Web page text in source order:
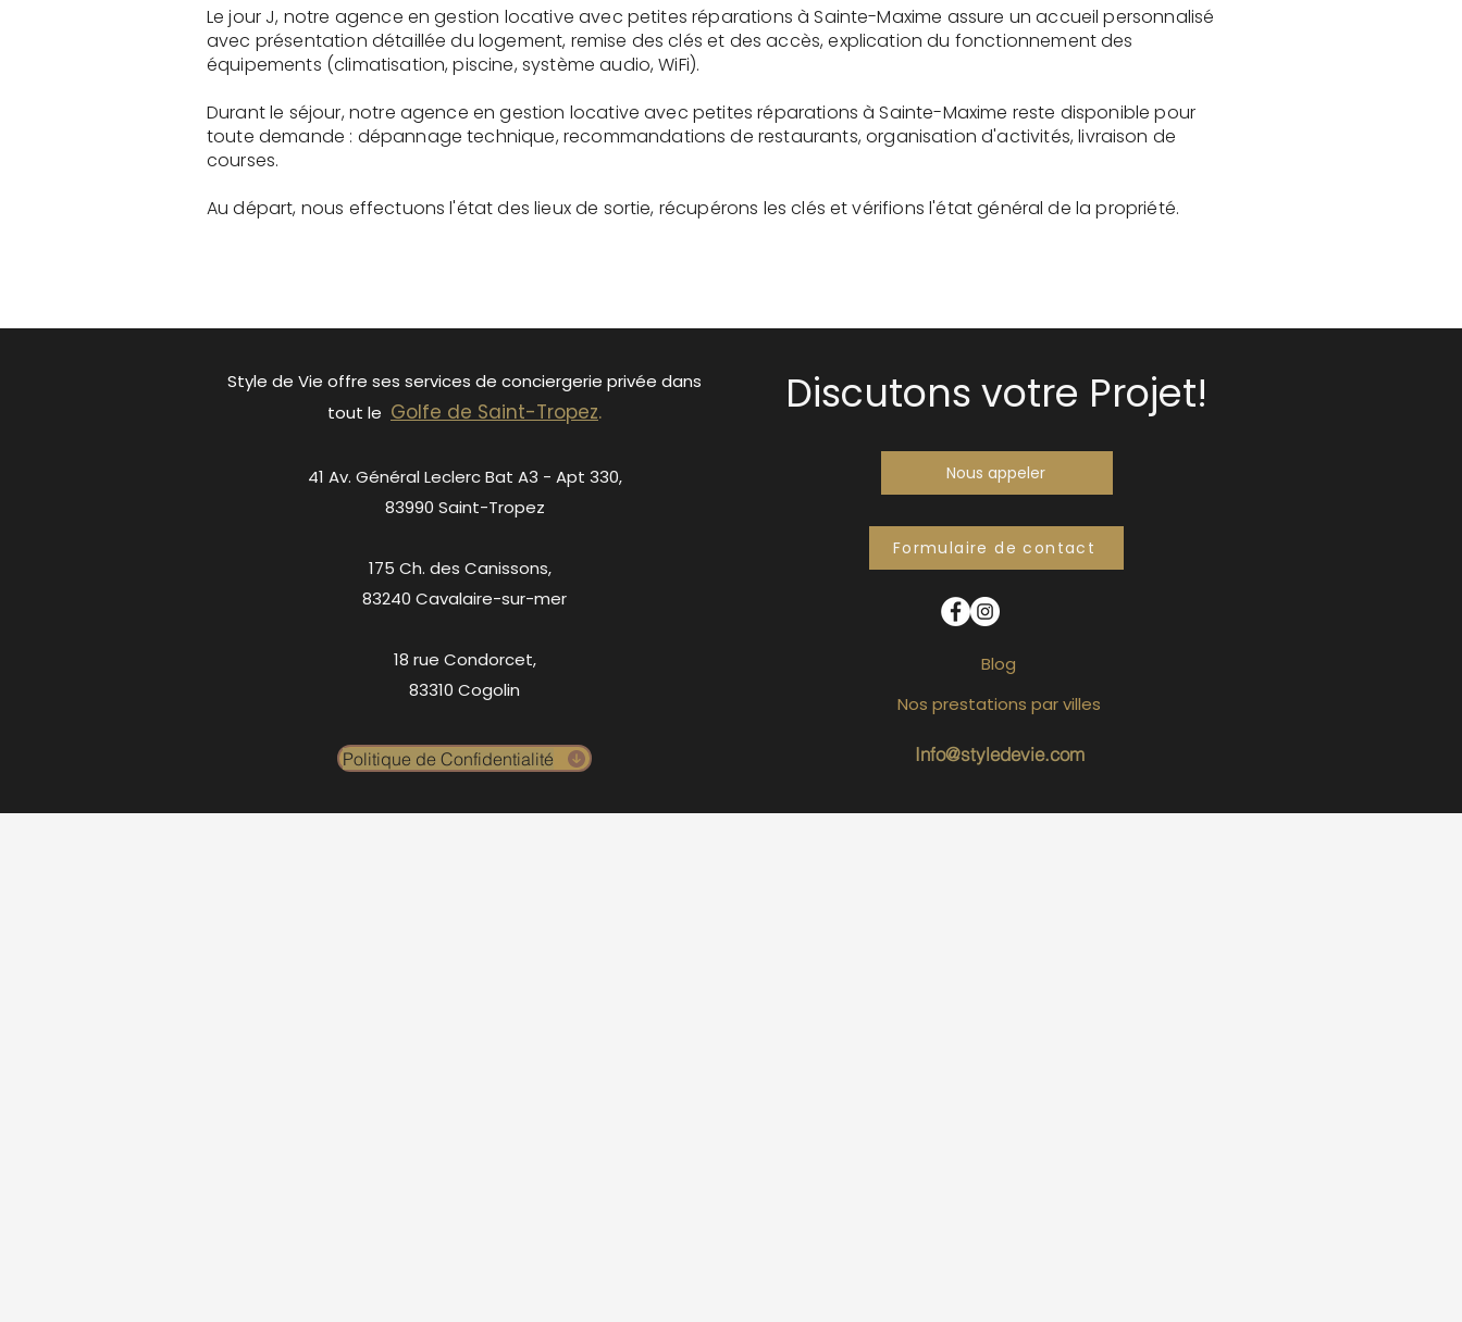
Le jour J, notre agence en gestion locative avec petites réparations à Sainte-Maxime assure un accueil personnalisé
avec présentation détaillée du logement, remise des clés et des accès, explication du fonctionnement des
équipements (climatisation, piscine, système audio, WiFi).
Durant le séjour, notre agence en gestion locative avec petites réparations à Sainte-Maxime reste disponible pour
toute demande : dépannage technique, recommandations de restaurants, organisation d'activités, livraison de
courses.
Au départ, nous effectuons l'état des lieux de sortie, récupérons les clés et vérifions l'état général de la propriété.
Style de Vie offre ses services de conciergerie privée dans
tout le Golfe de Saint-Tropez.
41 Av. Général Leclerc Bat A3 - Apt 330,
83990 Saint-Tropez
175 Ch. des Canissons,
83240 Cavalaire-sur-mer
18 rue Condorcet,
83310 Cogolin
Politique de Confidentialité
Discutons votre Projet!
Nous appeler
Formulaire de contact
Blog
Info@styledevie.com
Nos prestations par villes